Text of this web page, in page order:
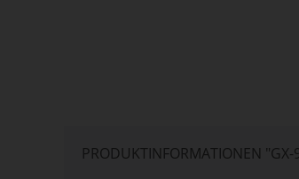
PRODUKTINFORMATIONEN